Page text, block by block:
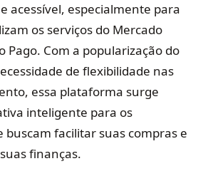
acessível, especialmente para
os serviços do Mercado
Pago. Com a popularização do
de flexibilidade nas
essa plataforma surge
inteligente para os
buscam facilitar suas compras e
finanças.